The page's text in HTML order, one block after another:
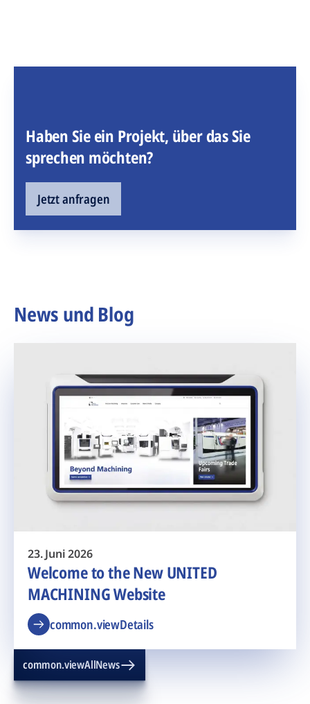
Haben Sie ein Projekt, über das Sie
sprechen möchten?
Jetzt anfragen
News und Blog
23. Juni 2026
Welcome to the New UNITED
MACHINING Website
common.viewDetails
common.viewAllNews